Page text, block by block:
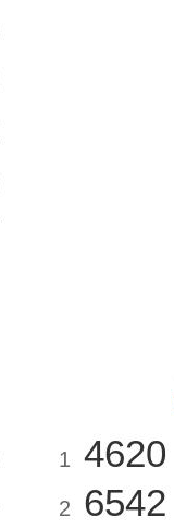
1 4620
2 6542